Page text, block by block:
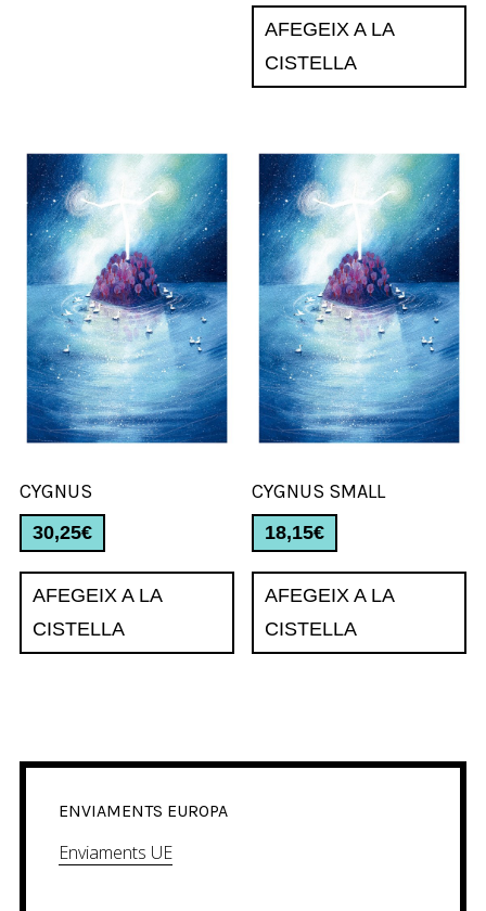
AFEGEIX A LA
CISTELLA
CYGNUS
30,25€
AFEGEIX A LA
CISTELLA
CYGNUS SMALL
18,15€
AFEGEIX A LA
CISTELLA
ENVIAMENTS EUROPA
Enviaments UE